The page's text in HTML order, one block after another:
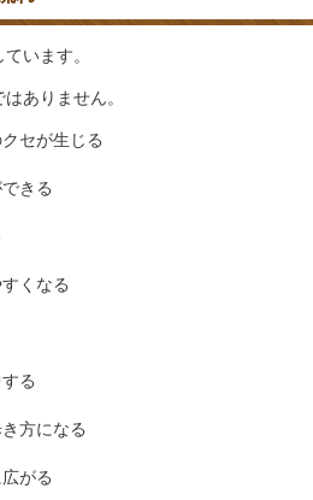
います。
ありません。
セが生じる
きる
くなる
る
方になる
がる